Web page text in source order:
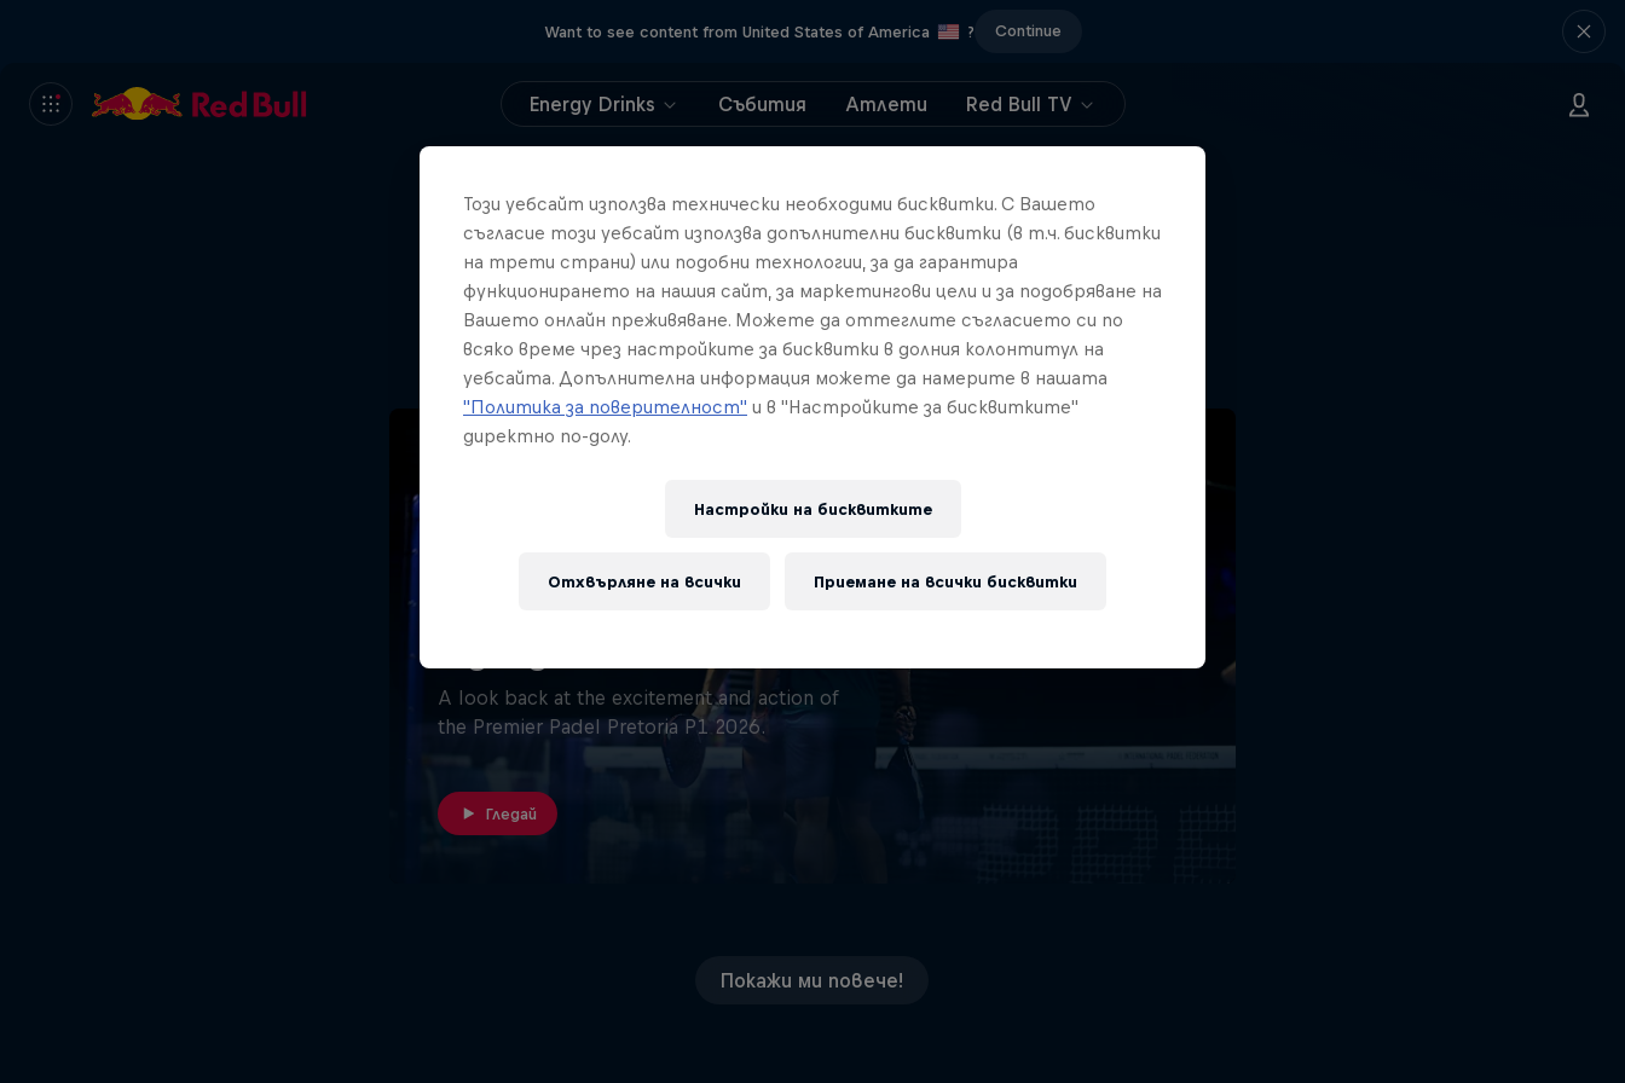
Want to see content from United States of America ? Continue
Energy Drinks Събития Атлети Red Bull TV
404
Странно. Къде отиде
страницата?!
A look back at the excitement and action of
the Premier Padel Pretoria P1 2026.
Гледай
Покажи ми повече!
Този уебсайт използва технически необходими бисквитки. С Вашето
съгласие този уебсайт използва допълнителни бисквитки (в т.ч. бисквитки
на трети страни) или подобни технологии, за да гарантира
функционирането на нашия сайт, за маркетингови цели и за подобряване на
Вашето онлайн преживяване. Можете да оттеглите съгласието си по
всяко време чрез настройките за бисквитки в долния колонтитул на
уебсайта. Допълнителна информация можете да намерите в нашата
"Политика за поверителност" и в "Настройките за бисквитките"
директно по-долу.
Настройки на бисквитките
Отхвърляне на всички Приемане на всички бисквитки